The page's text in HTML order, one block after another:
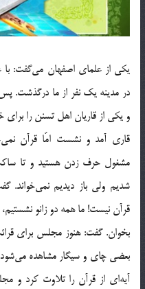
يكي از علماي اصفهان مي‌گفت:
در مدينه يك نفر از ما درگذشت.
و يكي از قاريان اهل تسنن را
قاري آمد و نشست امّا قرآن
مشغول حرف زدن هستيد و تا
شديم ولي باز ديديم
قرآن نيست! ما همه دو زانو
بخوان. گفت: هنوز مجلس براي
بعضي چاي و سيگار مشاهده
آيه‌اي از قرآن را تلاوت كرد و